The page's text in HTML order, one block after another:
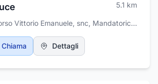
5.1 km
Vittorio Emanuele, snc, Mandatoriccio
Chiama Dettagli